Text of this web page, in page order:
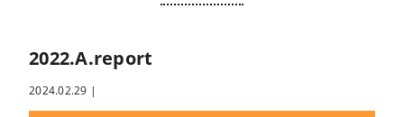
2022.A.report
2024.02.29 |